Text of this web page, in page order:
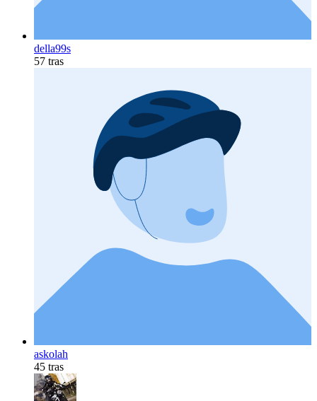
della99s
57 tras
askolah
45 tras